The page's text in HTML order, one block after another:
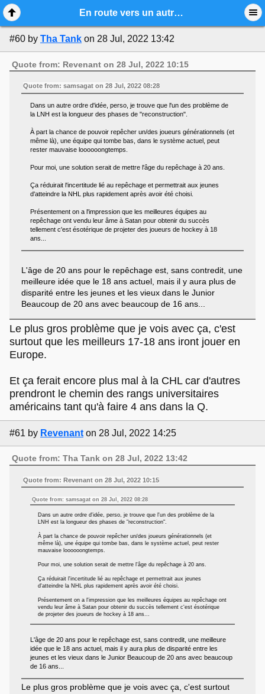
En route vers un autre lockout?
#60 by Tha Tank on 28 Jul, 2022 13:42
Quote from: Revenant on 28 Jul, 2022 10:15
Quote from: samsagat on 28 Jul, 2022 08:28
Dans un autre ordre d'idée, perso, je trouve que l'un des problème de
la LNH est la longueur des phases de "reconstruction".
À part la chance de pouvoir repêcher un/des joueurs générationnels (et
même là), une équipe qui tombe bas, dans le système actuel, peut
rester mauvaise loooooongtemps.
Pour moi, une solution serait de mettre l'âge du repêchage à 20 ans.
Ça réduirait l'incertitude lié au repêchage et permettrait aux jeunes
d'atteindre la NHL plus rapidement après avoir été choisi.
Présentement on a l'impression que les meilleures équipes au
repêchage ont vendu leur âme à Satan pour obtenir du succès
tellement c'est ésotérique de projeter des joueurs de hockey à 18
ans...
L'âge de 20 ans pour le repêchage est, sans contredit, une
meilleure idée que le 18 ans actuel, mais il y aura plus de
disparité entre les jeunes et les vieux dans le Junior
Beaucoup de 20 ans avec beaucoup de 16 ans...
Le plus gros problème que je vois avec ça, c'est
surtout que les meilleurs 17-18 ans iront jouer en
Europe.
Et ça ferait encore plus mal à la CHL car d'autres
prendront le chemin des rangs universitaires
américains tant qu'à faire 4 ans dans la Q.
#61 by Revenant on 28 Jul, 2022 14:25
Quote from: Tha Tank on 28 Jul, 2022 13:42
Quote from: Revenant on 28 Jul, 2022 10:15
Quote from: samsagat on 28 Jul, 2022 08:28
Dans un autre ordre d'idée, perso, je trouve que l'un des problème de la
LNH est la longueur des phases de "reconstruction".
À part la chance de pouvoir repêcher un/des joueurs générationnels (et
même là), une équipe qui tombe bas, dans le système actuel, peut rester
mauvaise loooooongtemps.
Pour moi, une solution serait de mettre l'âge du repêchage à 20 ans.
Ça réduirait l'incertitude lié au repêchage et permettrait aux jeunes
d'atteindre la NHL plus rapidement après avoir été choisi.
Présentement on a l'impression que les meilleures équipes au repêchage ont
vendu leur âme à Satan pour obtenir du succès tellement c'est ésotérique
de projeter des joueurs de hockey à 18 ans...
L'âge de 20 ans pour le repêchage est, sans contredit, une meilleure
idée que le 18 ans actuel, mais il y aura plus de disparité entre les
jeunes et les vieux dans le Junior Beaucoup de 20 ans avec beaucoup
de 16 ans...
Le plus gros problème que je vois avec ça, c'est surtout